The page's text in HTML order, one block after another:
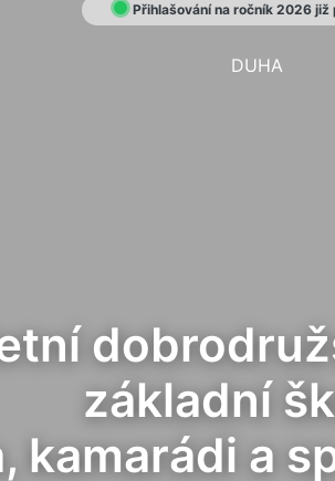
Přihlašování na ročník 2026 již
základní
kamarádi a